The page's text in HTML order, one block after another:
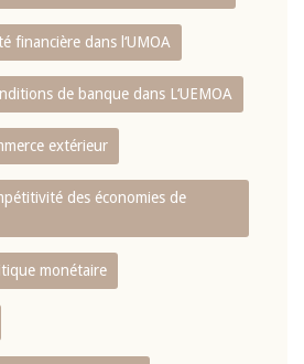
financière dans l‘UMOA
de banque dans L‘UEMOA
extérieur
des économies de
monétaire